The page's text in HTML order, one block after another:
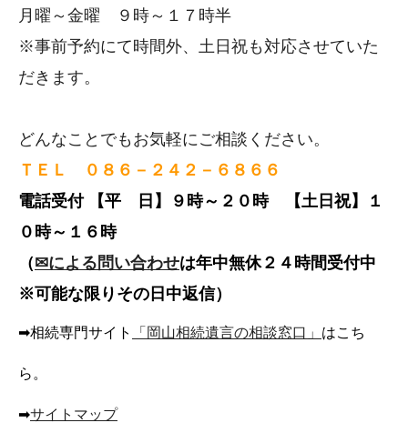
事務所情報・代表プロフィール
事務所ギャラリー
プライバシーポリシー
新しいHPを開設しています。
提携先を募集しています。
岡山市で一番クチコミをいただいてます！
サイトマップ
弊所サイトの紹介
月曜～金曜 ９時～１７時半
※事前予約にて時間外、土日祝も対応させていた
だきます。
どんなことでもお気軽にご相談ください。
ＴＥＬ ０８６－２４２－６８６６
電話受付【平 日】９時～２０時 【土日祝】１
０時～１６時
（✉による問い合わせは年中無休２４時間受付中
※可能な限りその日中返信）
➡相続専門サイト 「岡山相続遺言の相談窓口」 はこち
ら。
➡サイトマップ